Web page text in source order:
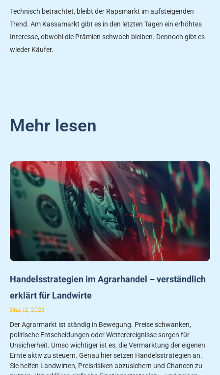
Technisch betrachtet, bleibt der Rapsmarkt im aufsteigenden
Trend. Am Kassamarkt gibt es in den letzten Tagen ein erhöhtes
Interesse, obwohl die Prämien schwach bleiben. Dennoch gibt es
wieder Käufer.
Mehr lesen
Handelsstrategien im Agrarhandel – verständlich
erklärt für Landwirte
Mai 12, 2025
Der Agrarmarkt ist ständig in Bewegung. Preise schwanken,
politische Entscheidungen oder Wetterereignisse sorgen für
Unsicherheit. Umso wichtiger ist es, die Vermarktung der eigenen
Ernte aktiv zu steuern. Genau hier setzen Handelsstrategien an.
Sie helfen Landwirten, Preisrisiken abzusichern und Chancen zu